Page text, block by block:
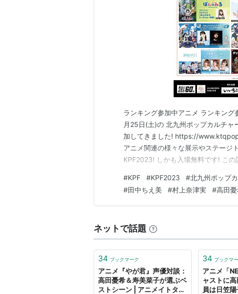
ランキング参加中アニメ ランキン
月25日(土)の 北九州ポップカルチ
加してきました! https://
アニメ関連の様々な展示やステージ
KPF2023! しかも入場無料です! こ
ばいいと思います。 では行きまし
#KPF #KPF2023 #北九州ポップ
#田中ちえ美 #村上奈津実 #高田
ネットで話題
34 ブックマーク
アニメ『やが君』声優対談：
高田憂希＆寿美菜子が選ぶベ
ストシーン | アニメイトタイ
34 ブックマ
アニメ「
ャストに
員は日笠